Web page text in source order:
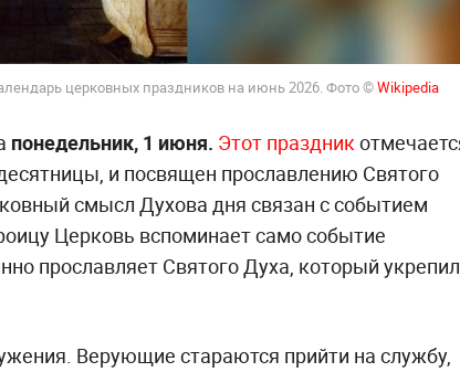
церковных праздников на июнь 2026. Фото ©Wikipedia
понедельник, 1 июня. Этот праздник
и посвящен прославлению Святого
смысл Духова дня связан с событием
Церковь вспоминает само событие
прославляет Святого Духа, который укрепил
Верующие стараются прийти на службу,